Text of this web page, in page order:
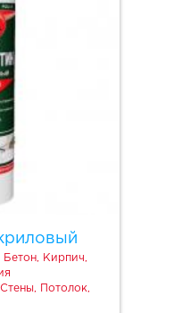
Бетон, Кирпич,
Стены, Потолок,